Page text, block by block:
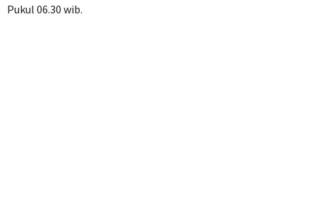
Pukul 06.30 wib.